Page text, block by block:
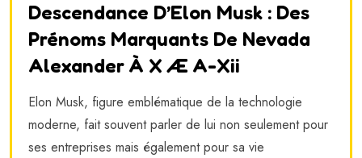
Descendance D’Elon Musk : Des
Prénoms Marquants De Nevada
Alexander À X Æ A-Xii
Elon Musk, figure emblématique de la technologie
moderne, fait souvent parler de lui non seulement pour
ses entreprises mais également pour sa vie